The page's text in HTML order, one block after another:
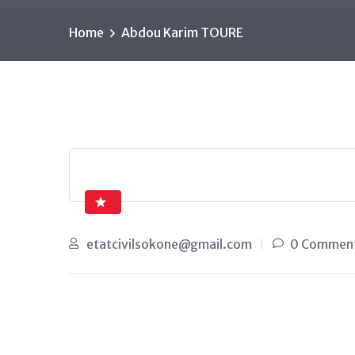
Home Abdou Karim TOURE
etatcivilsokone@gmail.com 0